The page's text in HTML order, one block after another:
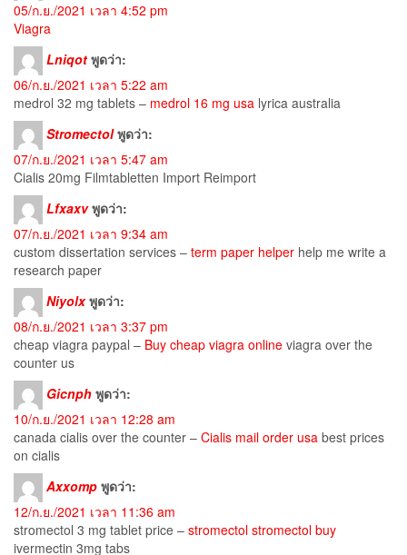
05/ก.ย./2021 เวลา 4:52 pm
Viagra
Lniqot พูดว่า:
06/ก.ย./2021 เวลา 5:22 am
medrol 32 mg tablets – medrol 16 mg usa lyrica australia
Stromectol พูดว่า:
07/ก.ย./2021 เวลา 5:47 am
Cialis 20mg Filmtabletten Import Reimport
Lfxaxv พูดว่า:
07/ก.ย./2021 เวลา 9:34 am
custom dissertation services – term paper helper help me write a
research paper
Niyolx พูดว่า:
08/ก.ย./2021 เวลา 3:37 pm
cheap viagra paypal – Buy cheap viagra online viagra over the
counter us
Gicnph พูดว่า:
10/ก.ย./2021 เวลา 12:28 am
canada cialis over the counter – Cialis mail order usa best prices
on cialis
Axxomp พูดว่า:
12/ก.ย./2021 เวลา 11:36 am
stromectol 3 mg tablet price – stromectol stromectol buy
ivermectin 3mg tabs